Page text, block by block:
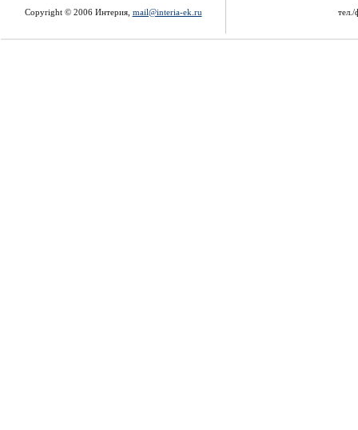
Copyright © 2006 Интерия, mail@interia-ek.ru